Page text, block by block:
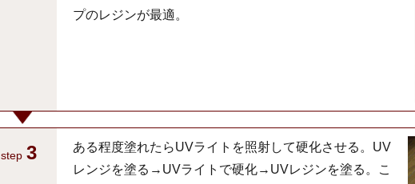
プのレジンが最適。
step 3
ある程度塗れたらUVライトを照射して硬化させる。UV
レンジを塗る→UVライトで硬化→UVレジンを塗る。こ